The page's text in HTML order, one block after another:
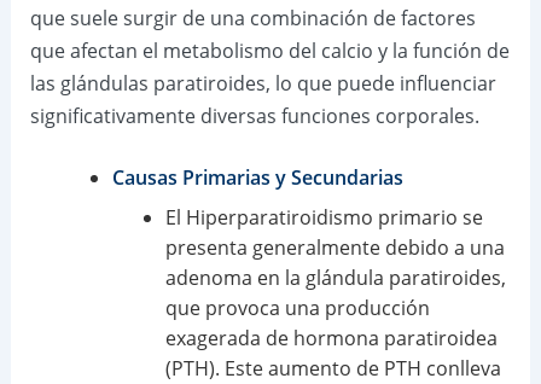
que suele surgir de una combinación de factores
que afectan el metabolismo del calcio y la función de
las glándulas paratiroides, lo que puede influenciar
significativamente diversas funciones corporales.
Causas Primarias y Secundarias
El Hiperparatiroidismo primario se
presenta generalmente debido a una
adenoma en la glándula paratiroides,
que provoca una producción
exagerada de hormona paratiroidea
(PTH). Este aumento de PTH conlleva